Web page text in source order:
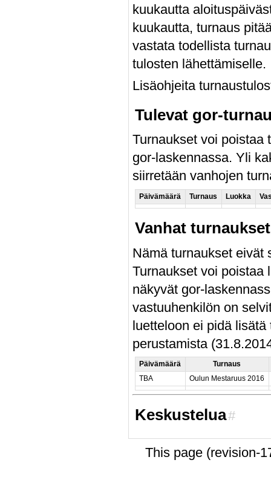
kuukautta
kuukautta, turnaus
vastata todellista
tulosten lähettämiselle.
Lisäohjeita
Tulevat gor-
Turnaukset voi poistaa
gor-laskennassa. Yli
siirretään vanhojen
Päivämäärä Turnaus Luokka
Vanhat turnaukset
Nämä turnaukset eivät
Turnaukset voi poistaa
näkyvät gor-
vastuuhenkilön on
luetteloon ei pidä
perustamista
Päivämäärä
Turnaus
TBA
Oulun Mestaruus 2016
Keskustelua#
This page (revision-